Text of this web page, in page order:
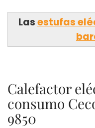
Lasestufas
Calefactor
consumo
9850